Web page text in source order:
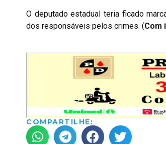
O deputado estadual teria ficado
dos responsáveis pelos crimes. (Com
COMPARTILHE: